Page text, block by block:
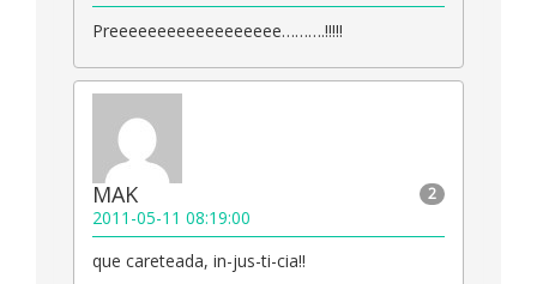
Preeeeeeeeeeeeeeeeee……….!!!!!
2
MAK
2011-05-11 08:19:00
que careteada, in-jus-ti-cia!!